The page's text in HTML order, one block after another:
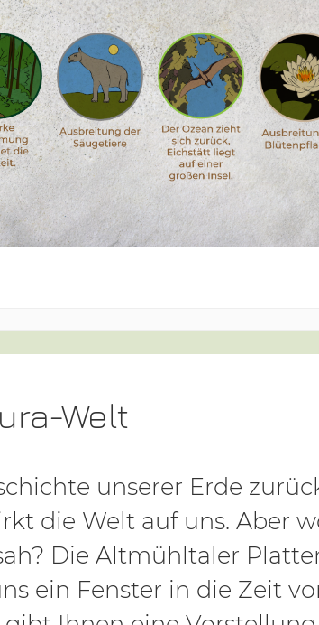
Welt
unserer Erde
die Welt auf uns. Aber
Die Altmühltaler
ein Fenster in die Zeit